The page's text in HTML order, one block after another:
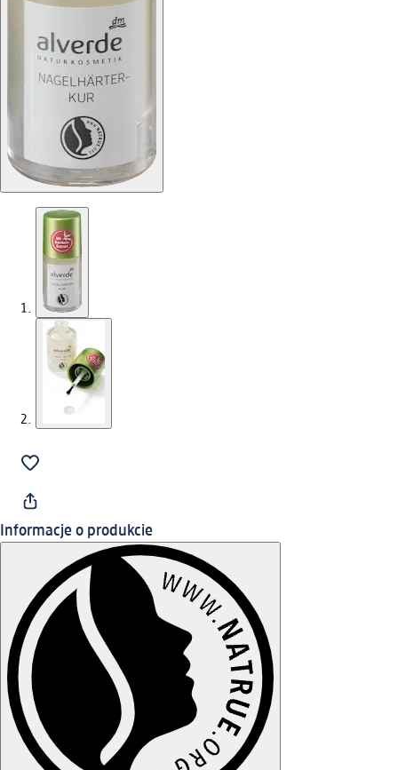
Informacje o produkcie